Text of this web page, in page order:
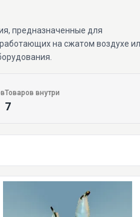
предназначенные для
на сжатом воздухе
Товаров внутри
7